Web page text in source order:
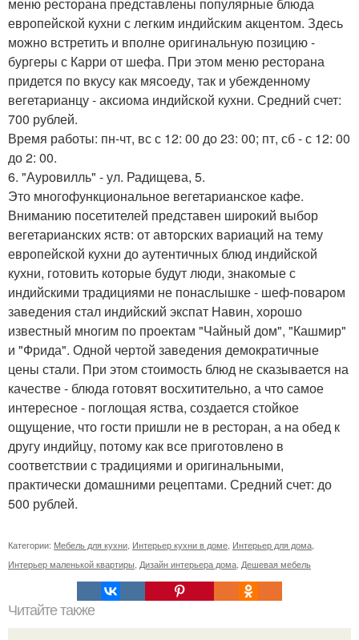
европейской кухни с легким индийским акцентом. Здесь
можно встретить и вполне оригинальную позицию -
бургеры с Карри от шефа. При этом меню ресторана
придется по вкусу как мясоеду, так и убежденному
вегетарианцу - аксиома индийской кухни. Средний счет:
700 рублей.
Время работы: пн-чт, вс с 12: 00 до 23: 00; пт, сб - с 12: 00
до 2: 00.
6. "Ауровилль" - ул. Радищева, 5.
Это многофункциональное вегетарианское кафе.
Вниманию посетителей представен широкий выбор
вегетарианских яств: от авторских вариаций на тему
европейской кухни до аутентичных блюд индийской
кухни, готовить которые будут люди, знакомые с
индийскими традициями не понаслышке - шеф-поваром
заведения стал индийский экспат Навин, хорошо
известный многим по проектам "Чайный дом", "Кашмир"
и "Фрида". Одной чертой заведения демократичные
цены стали. При этом стоимость блюд не сказывается на
качестве - блюда готовят восхитительно, а что самое
интересное - поглощая яства, создается стойкое
ощущение, что гости пришли не в ресторан, а на обед к
другу индийцу, потому как все приготовлено в
соответствии с традициями и оригинальными,
практически домашними рецептами. Средний счет: до
500 рублей.
Категории: Мебель для кухни Интерьер кухни в доме Интерьер для дома
Интерьер маленькой квартиры Дизайн интерьера дома Дешевая мебель
Читайте также